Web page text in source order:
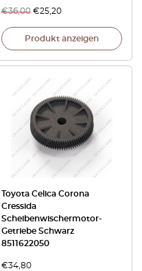
€36,00 €25,20
Produkt anzeigen
Toyota Celica Corona
Cressida
Scheibenwischermotor-
Getriebe Schwarz
8511622050
€34,80